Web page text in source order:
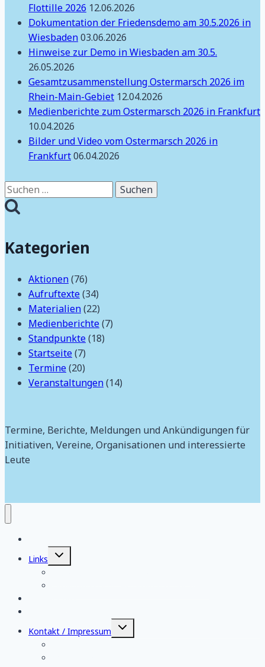
Flottille 2026 12.06.2026
Dokumentation der Friedensdemo am 30.5.2026 in
Wiesbaden03.06.2026
Hinweise zur Demo in Wiesbaden am 30.5.
26.05.2026
Gesamtzusammenstellung Ostermarsch 2026 im
Rhein-Main-Gebiet 12.04.2026
Medienberichte zum Ostermarsch 2026 in Frankfurt
10.04.2026
Bilder und Video vom Ostermarsch 2026 in
Frankfurt06.04.2026
Suchen
nach:
Kategorien
Aktionen(76)
Aufruftexte(34)
Materialien(22)
Medienberichte(7)
Standpunkte(18)
Startseite(7)
Termine(20)
Veranstaltungen(14)
Termine, Berichte, Meldungen und Ankündigungen für
Initiativen, Vereine, Organisationen und interessierte
Leute
Links
Untermenü
Kontakt / Impressum
Untermenü